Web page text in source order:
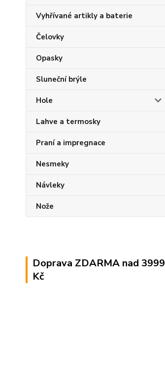
Vyhřívané artikly a baterie
Čelovky
Opasky
Sluneční brýle
Hole
Lahve a termosky
Praní a impregnace
Nesmeky
Návleky
Nože
Doprava ZDARMA nad 3999
Kč